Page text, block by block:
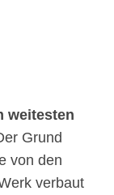
weitesten
Grund
von den
verbaut